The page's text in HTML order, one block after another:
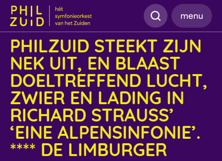
Zoeken
menu
PHILZUID STEEKT ZIJN
NEK UIT, EN BLAAST
DOELTREFFEND LUCHT,
ZWIER EN LADING IN
RICHARD STRAUSS’
‘EINE ALPENSINFONIE’.
**** DE LIMBURGER